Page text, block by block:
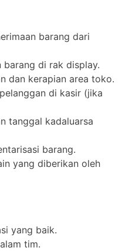
barang dari
barang di rak display.
dan kerapian area toko.
di kasir (jika
tanggal kadaluarsa
barang.
yang diberikan oleh
yang baik.
tim.